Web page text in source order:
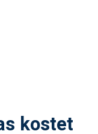
kostet